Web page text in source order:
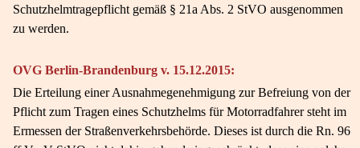
Schutzhelmtragepflicht gemäß § 21a Abs. 2 StVO ausgenommen
zu werden.
OVG Berlin-Brandenburg v. 15.12.2015:
Die Erteilung einer Ausnahmegenehmigung zur Befreiung von der
Pflicht zum Tragen eines Schutzhelms für Motorradfahrer steht im
Ermessen der Straßenverkehrsbehörde. Dieses ist durch die Rn. 96